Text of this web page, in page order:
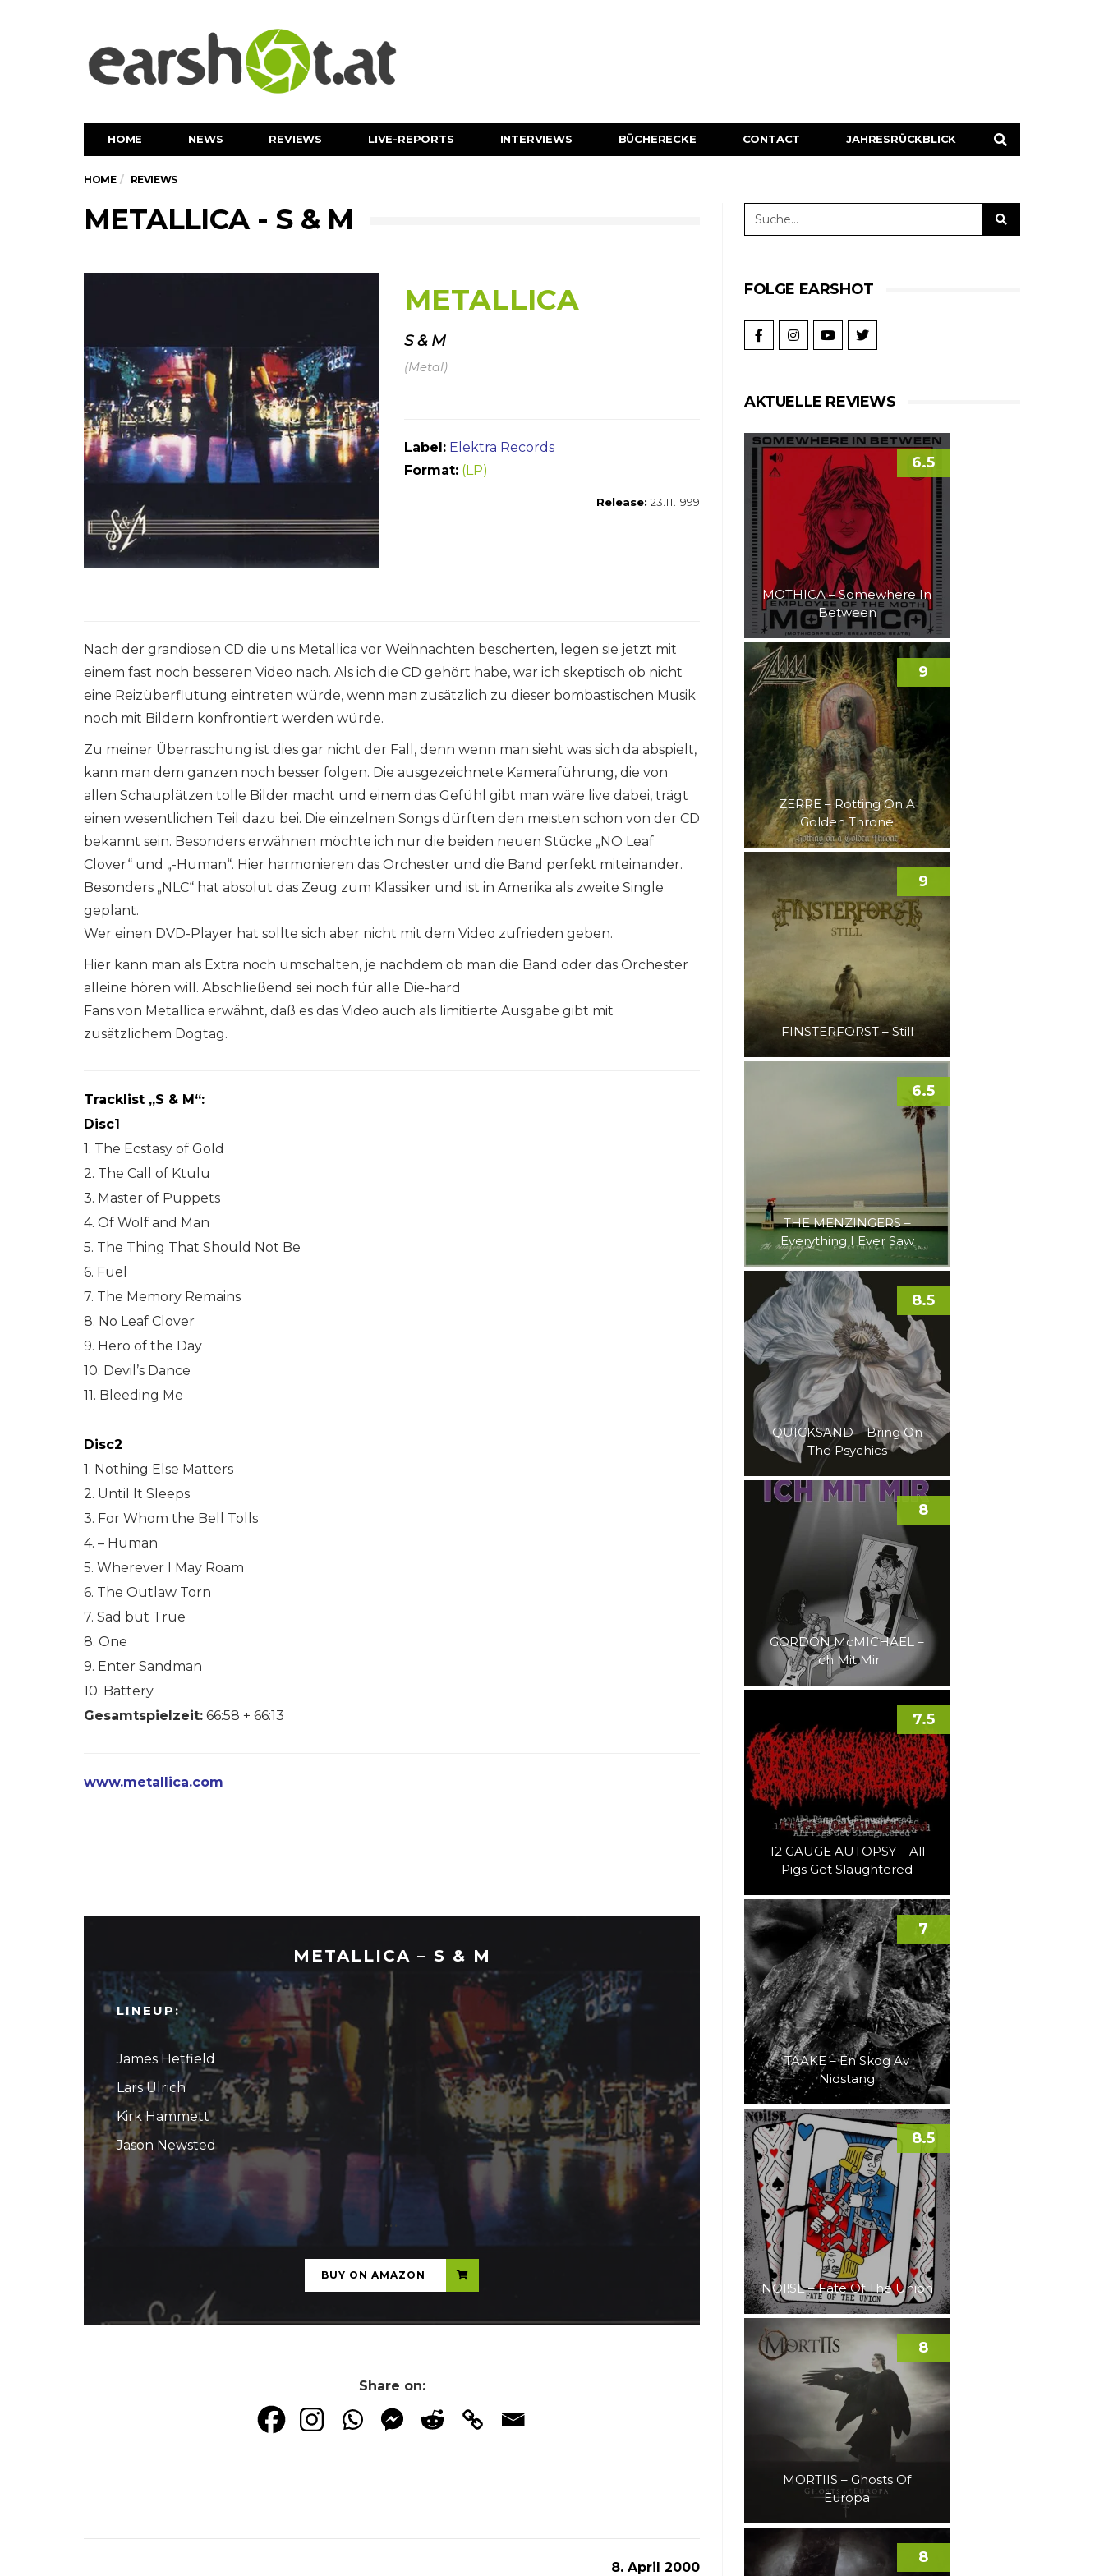
HOME NEWS REVIEWS LIVE-REPORTS INTERVIEWS BÜCHERECKE CONTACT JAHRESRÜCKBLICK
HOME REVIEWS
METALLICA - S & M
METALLICA
S & M
(Metal)
Label: Elektra Records
Format: (LP)
Release: 23.11.1999
Nach der grandiosen CD die uns Metallica vor Weihnachten bescherten, legen sie jetzt mit
einem fast noch besseren Video nach. Als ich die CD gehört habe, war ich skeptisch ob nicht
eine Reizüberflutung eintreten würde, wenn man zusätzlich zu dieser bombastischen Musik
noch mit Bildern konfrontiert werden würde.
Zu meiner Überraschung ist dies gar nicht der Fall, denn wenn man sieht was sich da abspielt,
kann man dem ganzen noch besser folgen. Die ausgezeichnete Kameraführung, die von
allen Schauplätzen tolle Bilder macht und einem das Gefühl gibt man wäre live dabei, trägt
einen wesentlichen Teil dazu bei. Die einzelnen Songs dürften den meisten schon von der CD
bekannt sein. Besonders erwähnen möchte ich nur die beiden neuen Stücke „NO Leaf
Clover“ und „-Human“. Hier harmonieren das Orchester und die Band perfekt miteinander.
Besonders „NLC“ hat absolut das Zeug zum Klassiker und ist in Amerika als zweite Single
geplant.
Wer einen DVD-Player hat sollte sich aber nicht mit dem Video zufrieden geben.
Hier kann man als Extra noch umschalten, je nachdem ob man die Band oder das Orchester
alleine hören will. Abschließend sei noch für alle Die-hard
Fans von Metallica erwähnt, daß es das Video auch als limitierte Ausgabe gibt mit
zusätzlichem Dogtag.
Tracklist „S & M“:
Disc1
1. The Ecstasy of Gold
2. The Call of Ktulu
3. Master of Puppets
4. Of Wolf and Man
5. The Thing That Should Not Be
6. Fuel
7. The Memory Remains
8. No Leaf Clover
9. Hero of the Day
10. Devil’s Dance
11. Bleeding Me
Disc2
1. Nothing Else Matters
2. Until It Sleeps
3. For Whom the Bell Tolls
4. – Human
5. Wherever I May Roam
6. The Outlaw Torn
7. Sad but True
8. One
9. Enter Sandman
10. Battery
Gesamtspielzeit: 66:58 + 66:13
www.metallica.com
METALLICA – S & M
LINEUP:
James Hetfield
Lars Ulrich
Kirk Hammett
Jason Newsted
...
BUY ON AMAZON
Share on:
8. April 2000
FOLGE EARSHOT
AKTUELLE REVIEWS
MOTHICA – Somewhere In
Between
6.5
ZERRE – Rotting On A
Golden Throne
9
FINSTERFORST – Still
9
THE MENZINGERS –
Everything I Ever Saw
6.5
QUICKSAND – Bring On
The Psychics
8.5
GORDON McMICHAEL –
Ich Mit Mir
8
12 GAUGE AUTOPSY – All
Pigs Get Slaughtered
7.5
TAAKE – En Skog Av
Nidstang
7
NOI!SE – Fate Of The Union
8.5
MORTIIS – Ghosts Of
Europa
8
8